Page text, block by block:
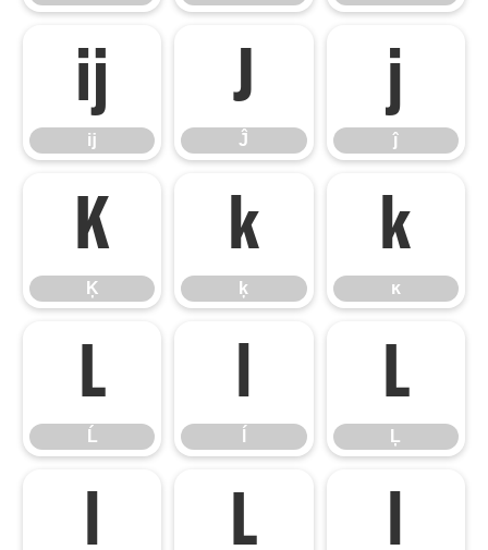
ĳ
ĳ
Ĵ
Ĵ
ĵ
ĵ
Ķ
Ķ
ķ
ķ
ĸ
ĸ
Ĺ
Ĺ
ĺ Ļ
Ļ
ļ Ľ ľ